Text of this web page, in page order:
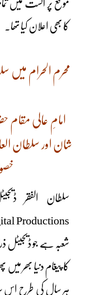
کا بھی اعلان کیا تھا۔
محرم الحرام میں
امامِ عالی مقام
شان اور سلطان
شعبہ ہے جو ڈیجیٹل
کا پیغام دنیا بھر
ہر سال کی طرح اس